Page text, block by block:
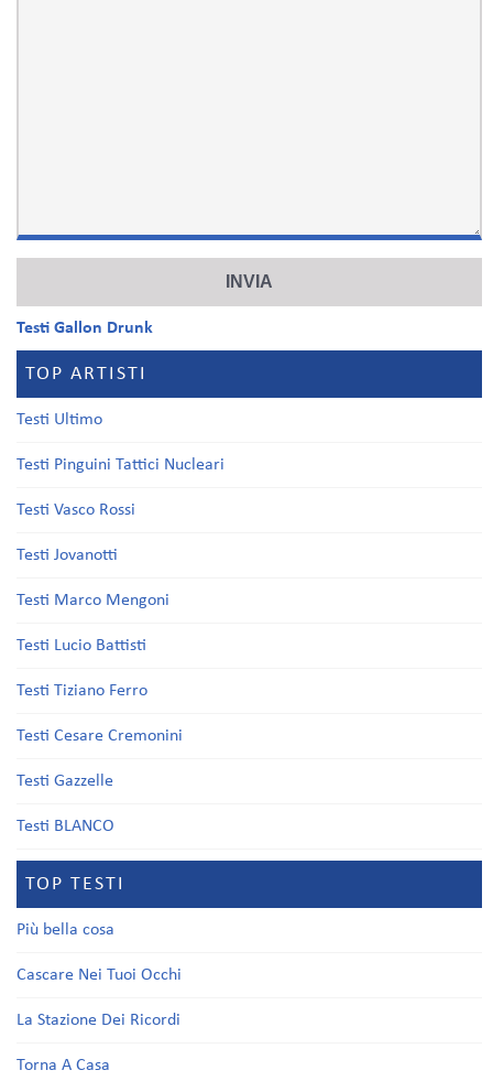
Testi Gallon Drunk
TOP ARTISTI
Testi Ultimo
Testi Pinguini Tattici Nucleari
Testi Vasco Rossi
Testi Jovanotti
Testi Marco Mengoni
Testi Lucio Battisti
Testi Tiziano Ferro
Testi Cesare Cremonini
Testi Gazzelle
Testi BLANCO
TOP TESTI
Più bella cosa
Cascare Nei Tuoi Occhi
La Stazione Dei Ricordi
Torna A Casa